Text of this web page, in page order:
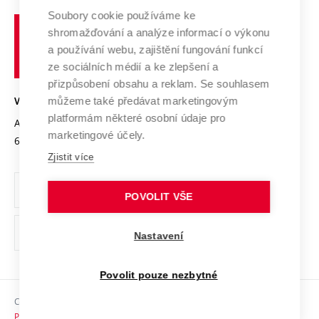
Výzkumné infrastruktury
Transfer znalostí
Open Science
Projekty
Projekty ze strukturálních fondů
Specifický výzkum
Spolupráce se školami
Služby univerzity
Mezinárodní dohody
Univerzitní sítě
Profil univerzity
Udržitelná univerzita
Podnikavá univerzita / ContriBUTe
Bezpečná univerzita
Vyznamenání
Organizační struktura
Ochrana osobních údajů
odkaz)
Sociální bezpečí
učení
technické
VYSOKÉ UČENÍ TECHNICKÉ V BRNĚ
Antonínská 548/1
602 00 Brno
www.vut.cz
vut@vutbr.cz
Copyright © 2026 VUT
Prohlášení o přístupnosti
Soubory cookie používáme ke
shromažďování a analýze informací o výkonu
a používání webu, zajištění fungování funkcí
ze sociálních médií a ke zlepšení a
přizpůsobení obsahu a reklam. Se souhlasem
můžeme také předávat marketingovým
platformám některé osobní údaje pro
marketingové účely.
Zjistit více
POVOLIT VŠE
Nastavení
Povolit pouze nezbytné